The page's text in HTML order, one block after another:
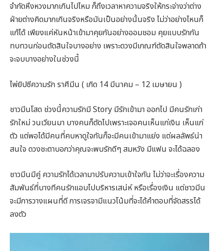
จำกัดหึงหวงมากเกินไปไหม ก็ถึงเวลาหาความจริงให้กระจ่างว่าต่าง
ฝ่ายต่างคิดมากเกินจริงหรือมันเป็นอย่างนั้นจริง ไม่ว่าอย่างไหนก็
แก้ได้ เพียงแค่หันหน้าเข้ามาคุยกันอย่างออมชอม คุยแบบรักกัน
ทบทวนก่อนตัดสินใจบางอย่าง เพราะดวงมีเกณฑ์ตัดสินใจพลาดถ้า
จะจบบางอย่างในช่วงนี้
ไพ่ยิปซีความรัก ราศีมีน ( เกิด 14 มีนาคม – 12 เมษายน )
ชาวมีนโสด ช่วงนี้ความรักมี Story มีรักเข้ามา ออกไป มีคนรักเก่า
รักใหม่ วนเวียนมา บางคนก็ตัดไปเพราะเจอคนเห็นแก่เงิน เห็นแก่
ตัว แต่พอได้มีคนที่คบหาดูใจกันก็จะมีคนเข้ามาแย่ง แต่ผลลัพธ์น่า
สนใจ ดวงชะตาบอกว่าคุณจะพบรักดีๆ สมหวัง มีแฟน จะได้ฉลอง
ชาวมีนมีคู่ ความรักได้เวลามาปรับความเข้าใจกัน ไม่ว่าจะเรื่องความ
สัมพันธ์ที่บางทีคนรักแอบไปบริหารเสน่ห์ หรือเรื่องเงิน แต่ชาวมีน
จะมีการวางแผนที่ดี การเจรจามีแนวโน้มที่จะได้คำตอบที่จัดสรรได้
ลงตัว